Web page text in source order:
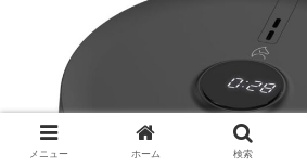
メニュー ホーム 検索